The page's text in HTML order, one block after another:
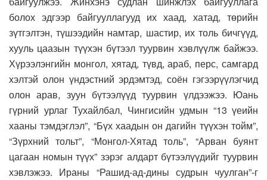
болох эдгээр байгууллагууд их хаад, хатад, төрийн
зүтгэлтэн, түшээдийн намтар, шастир, их толь бичгүүд,
хууль цаазын түүхэн бүтээл туурвин хэвлүүлж байжээ.
Хүрээлэнгийн монгол, хятад, түвд, араб, перс, самгард
хэлтэй олон үндэстний эрдэмтэд, соён гэгээрүүлэгчид
олон арав, зуун бүтээлүүд туурвин үлдээжээ. Юань
гүрний урлаг Тухайлбал, Чингисийн удмын “13 үеийн
хааны тэмдэглэл”, “Бүх хаадын он дагийн түүхэн тойм”,
“Зүрхний тольт”, “Монгол-Хятад толь”, “Арван буянт
цагаан номын түүх” зэрэг алдарт бүтээлүүдийг туурвин
хэвлэжээ. Ираны “Рашид-ад-дины судрын чуулган”-г